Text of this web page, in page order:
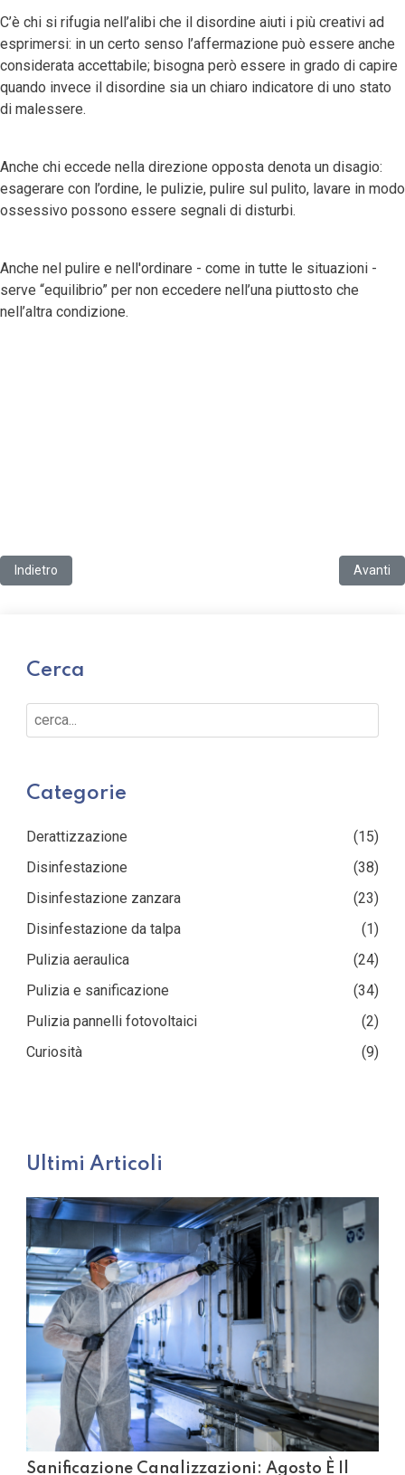
C’è chi si rifugia nell’alibi che il disordine aiuti i più creativi ad
esprimersi: in un certo senso l’affermazione può essere anche
considerata accettabile; bisogna però essere in grado di capire
quando invece il disordine sia un chiaro indicatore di uno stato
di malessere.
Anche chi eccede nella direzione opposta denota un disagio:
esagerare con l’ordine, le pulizie, pulire sul pulito, lavare in modo
ossessivo possono essere segnali di disturbi.
Anche nel pulire e nell'ordinare - come in tutte le situazioni -
serve “equilibrio” per non eccedere nell’una piuttosto che
nell’altra condizione.
Articolo precedente: Le zanzare trasmettono il coronavirus? Occhio
Indietro Articolo
Avanti
Cerca
Cerca...
Categorie
Derattizzazione
(15)
Disinfestazione
(38)
Disinfestazione zanzara
(23)
Disinfestazione da talpa
(1)
Pulizia aeraulica
(24)
Pulizia e sanificazione
(34)
Pulizia pannelli fotovoltaici
(2)
Curiosità
(9)
Ultimi Articoli
Sanificazione Canalizzazioni: Agosto È Il